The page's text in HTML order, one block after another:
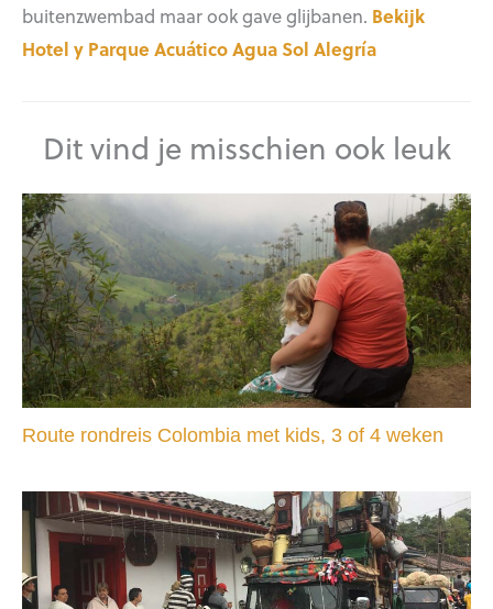
buitenzwembad maar ook gave glijbanen. Bekijk
Hotel y Parque Acuático Agua Sol Alegría
Dit vind je misschien ook leuk
Route rondreis Colombia met kids, 3 of 4 weken